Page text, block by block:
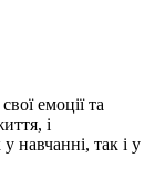
емоції та
і
навчанні, так і у